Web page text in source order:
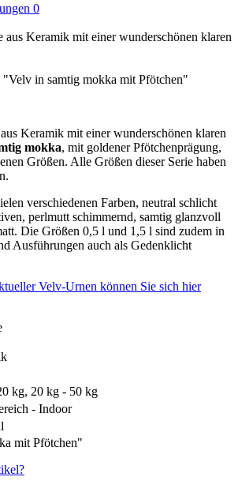
0
aus Keramik mit einer wunderschönen klaren
in samtig mokka mit Pfötchen"
Keramik mit einer wunderschönen klaren
mokka, mit goldener Pfötchenprägung,
Größen. Alle Größen dieser Serie haben
verschiedenen Farben, neutral schlicht
perlmutt schimmernd, samtig glanzvoll
Die Größen 0,5 l und 1,5 l sind zudem in
Ausführungen auch als Gedenklicht
Velv-Urnen können Sie sich hier
kg, 20 kg - 50 kg
- Indoor
mit Pfötchen"